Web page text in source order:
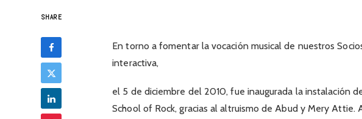
SHARE
En torno a fomentar la vocación musical de nuestros
interactiva,
el 5 de diciembre del 2010, fue inaugurada la instalación
School of Rock, gracias al altruismo de Abud y Mery Attie.